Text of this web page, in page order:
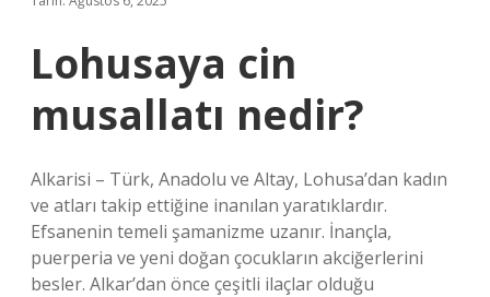
Lohusaya cin
musallatı nedir?
Alkarisi – Türk, Anadolu ve Altay, Lohusa’dan kadın
ve atları takip ettiğine inanılan yaratıklardır.
Efsanenin temeli şamanizme uzanır. İnançla,
puerperia ve yeni doğan çocukların akciğerlerini
besler. Alkar’dan önce çeşitli ilaçlar olduğu